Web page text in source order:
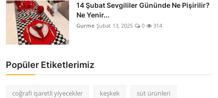
14 Şubat Sevgililer Gününde Ne Pişirilir?
Ne Yenir...
Gurme Şubat 13, 2025 0 314
Popüler Etiketlerimiz
coğrafi işaretli yiyecekler keşkek süt ürünleri